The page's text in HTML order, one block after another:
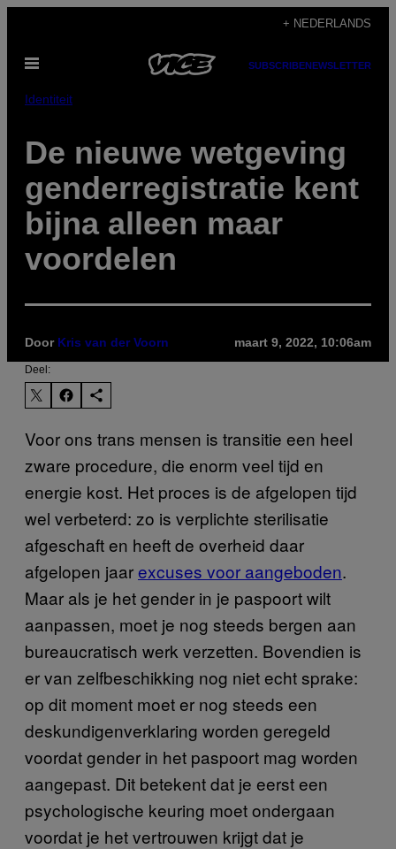
de
inhoud
+ NEDERLANDS
Open
SUBSCRIBENEWSLETTER
Identiteit
De nieuwe wetgeving
genderregistratie kent
bijna alleen maar
voordelen
Door Kris van der Voorn maart 9, 2022, 10:06am
Deel:
Voor ons trans mensen is transitie een heel
zware procedure, die enorm veel tijd en
energie kost. Het proces is de afgelopen tijd
wel verbeterd: zo is verplichte sterilisatie
afgeschaft en heeft de overheid daar
afgelopen jaarexcuses voor aangeboden.
Maar als je het gender in je paspoort wilt
aanpassen, moet je nog steeds bergen aan
bureaucratisch werk verzetten. Bovendien is
er van zelfbeschikking nog niet echt sprake:
op dit moment moet er nog steeds een
deskundigenverklaring worden geregeld
voordat gender in het paspoort mag worden
aangepast. Dit betekent dat je eerst een
psychologische keuring moet ondergaan
voordat je het vertrouwen krijgt dat je